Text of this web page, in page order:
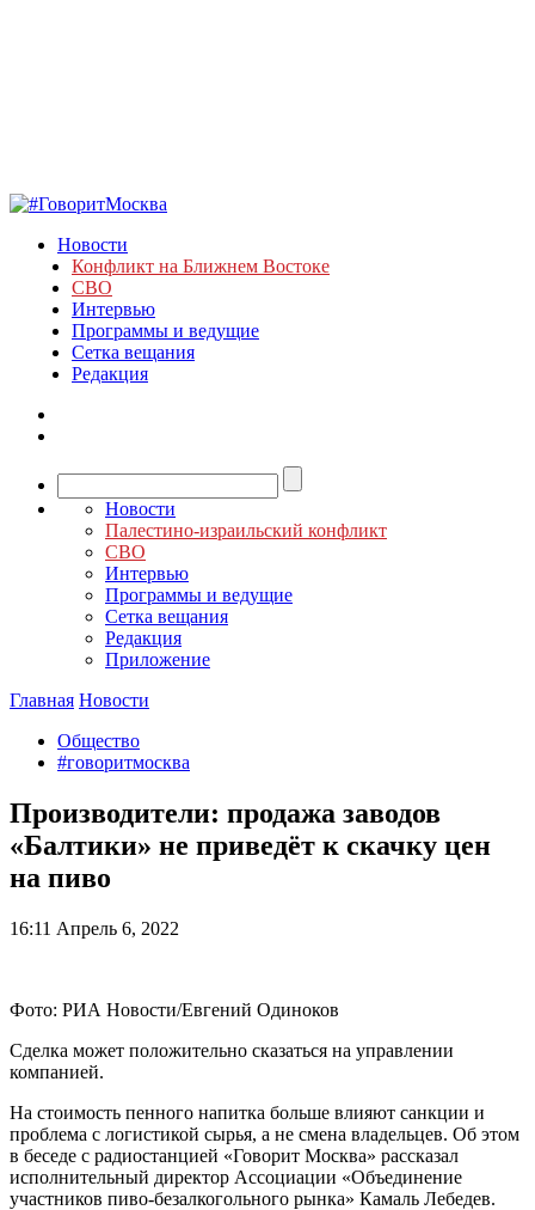
Новости
Конфликт на Ближнем Востоке
СВО
Интервью
Программы и ведущие
Сетка вещания
Редакция
Новости
Палестино-израильский конфликт
СВО
Интервью
Программы и ведущие
Сетка вещания
Редакция
Приложение
Главная Новости
Общество
#говоритмосква
Производители: продажа заводов
«Балтики» не приведёт к скачку цен
на пиво
16:11 Апрель 6, 2022
Фото: РИА Новости/Евгений Одиноков
Сделка может положительно сказаться на управлении
компанией.
На стоимость пенного напитка больше влияют санкции и
проблема с логистикой сырья, а не смена владельцев. Об этом
в беседе с радиостанцией «Говорит Москва» рассказал
исполнительный директор Ассоциации «Объединение
участников пиво-безалкогольного рынка» Камаль Лебедев.